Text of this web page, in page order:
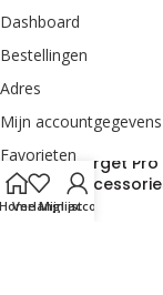
Dashboard
Bestellingen
Adres
Mijn accountgegevens
Favorieten
CONTACT
Target Pro
Kit
Verlanglijst
Mijn account